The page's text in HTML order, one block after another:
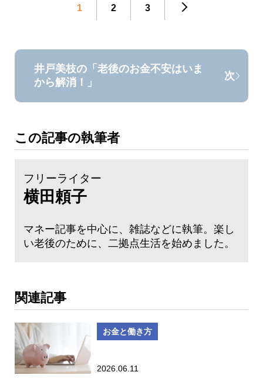
1 2 3
井戸美枝の「老後のお金不安はいま
から解消！」
次
この記事の執筆者
フリーライター
横田頼子
マネー記事を中心に、雑誌などに執筆。楽し
い老後のために、二拠点生活を始めました。
関連記事
お金と働き方
2026.06.11